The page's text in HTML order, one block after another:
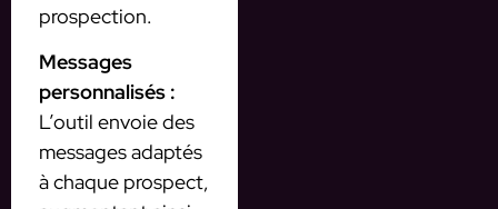
prospection.
Messages
personnalisés :
L’outil envoie des
messages adaptés
à chaque prospect,